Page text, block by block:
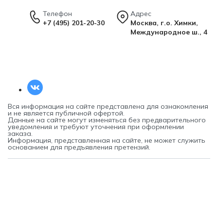
Телефон
+7 (495) 201-20-30
Адрес
Москва, г.о. Химки,
Международное ш., 4
Вся информация на сайте представлена для ознакомления
и не является публичной офертой.
Данные на сайте могут изменяться без предварительного
уведомления и требуют уточнения при оформлении
заказа.
Информация, представленная на сайте, не может служить
основанием для предъявления претензий.